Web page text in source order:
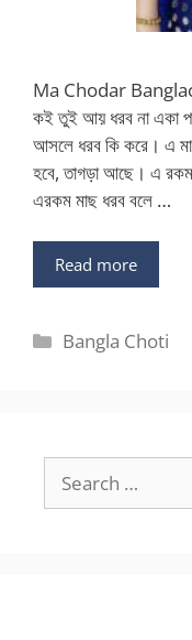
Ma Chodar
কই তুই আয় ধরব না একা
আসলে ধরব কি করে। এ
হবে, তাগড়া আছে। এ
এরকম মাছ ধরব বলে …
Read more
Categories
Bangla Choti
for: